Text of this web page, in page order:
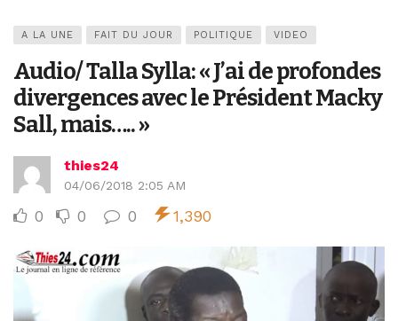
A LA UNE FAIT DU JOUR POLITIQUE VIDEO
Audio/ Talla Sylla: « J’ai de profondes
divergences avec le Président Macky
Sall, mais….. »
thies24
04/06/2018 2:05 AM
0 0 0 1,390